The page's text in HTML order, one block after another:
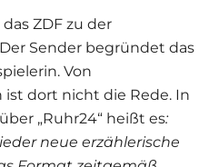
ZDF zu der
Sender begründet das
Von
dort nicht die Rede. In
„Ruhr24“ heißt es:
neue erzählerische